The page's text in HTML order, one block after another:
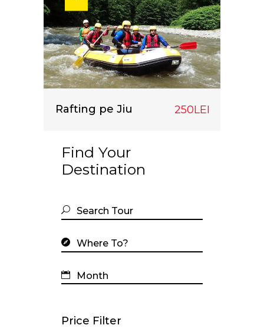
Rafting pe Jiu 250LEI
Find Your
Destination
Price Filter